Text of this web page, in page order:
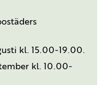
kl. 15.00-19.00.
kl. 10.00-